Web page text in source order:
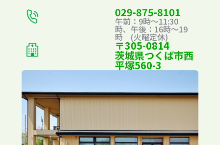
029-875-8101
午前：9時～11:30
時、午後：16時～19
時 (火曜定休)
〒305-0814
茨城県つくば市西
平塚560-3